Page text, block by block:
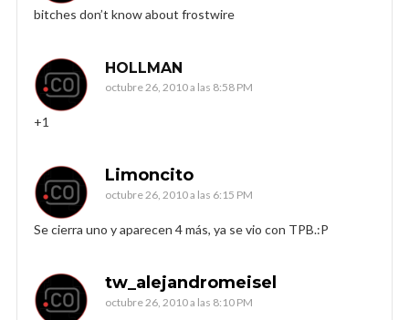
bitches don’t know about frostwire
HOLLMAN
octubre 26, 2010 a las 8:58 PM
+1
Limoncito
octubre 26, 2010 a las 6:15 PM
Se cierra uno y aparecen 4 más, ya se vio con TPB.:P
tw_alejandromeisel
octubre 26, 2010 a las 8:10 PM